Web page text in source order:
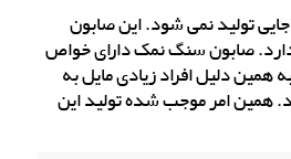
تولید نمی شود. این صابون
صابون سنگ نمک دارای خواص
همین دلیل افراد زیادی مایل به
همین امر موجب شده تولید این